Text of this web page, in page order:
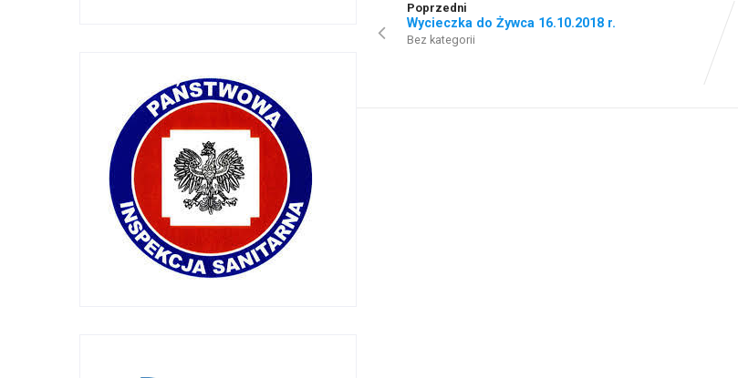
Poprzedni
Wycieczka do Żywca 16.10.2018 r.
Bez kategorii